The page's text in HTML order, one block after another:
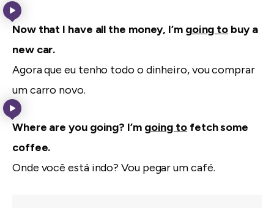
Now that I have all the money, I’m going to buy a
new car.
Agora que eu tenho todo o dinheiro, vou comprar
um carro novo.
Where are you going? I’m going to fetch some
coffee.
Onde você está indo? Vou pegar um café.